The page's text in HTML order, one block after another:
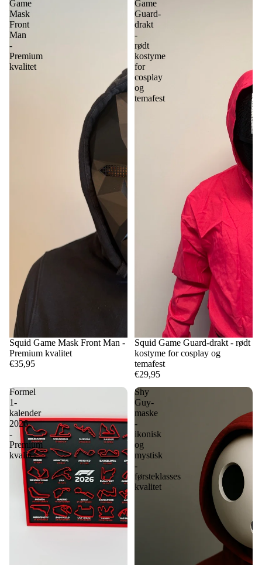
Game
Mask
Front
Man
-
Premium
kvalitet
Squid Game Mask Front Man -
Premium kvalitet
€35,95
Game
Guard-
drakt
-
rødt
kostyme
for
cosplay
og
temafest
Squid Game Guard-drakt - rødt
kostyme for cosplay og
temafest
€29,95
Formel
1-
kalender
2026
-
Premium
kvalitet
Shy
Guy-
maske
-
ikonisk
og
mystisk
-
førsteklasses
kvalitet